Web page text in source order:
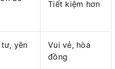
Tiết kiệm hơn
tư, yên
Vui vẻ, hòa
đồng